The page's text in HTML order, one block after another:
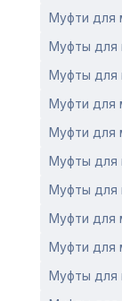
Муфти для
Муфты для
Муфты для
Муфти для
Муфти для
Муфты для
Муфты для
Муфти для
Муфти для
Муфты для